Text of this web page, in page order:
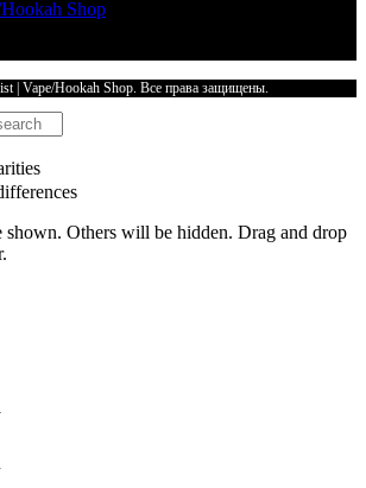
| Vape/Hookah Shop. Все права защищены.
shown. Others will be hidden. Drag and drop